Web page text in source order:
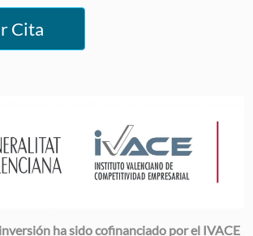
Cita
ha sido cofinanciado por el IVACE